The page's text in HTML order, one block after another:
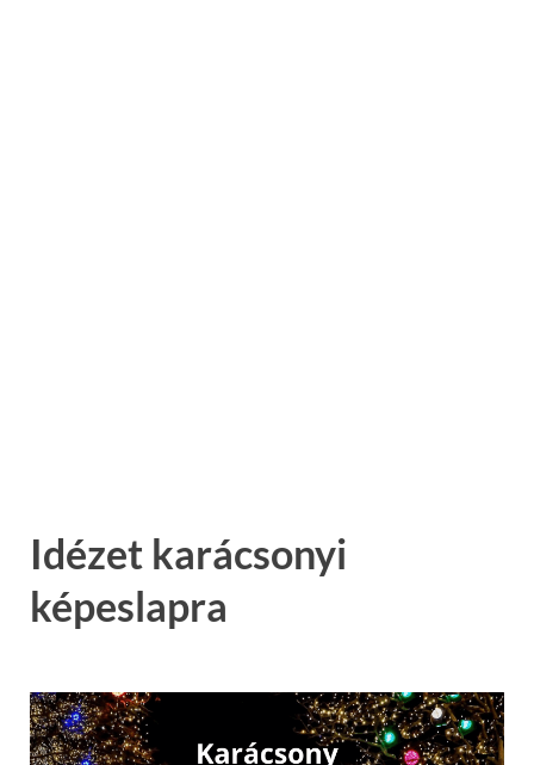
Idézet karácsonyi
képeslapra